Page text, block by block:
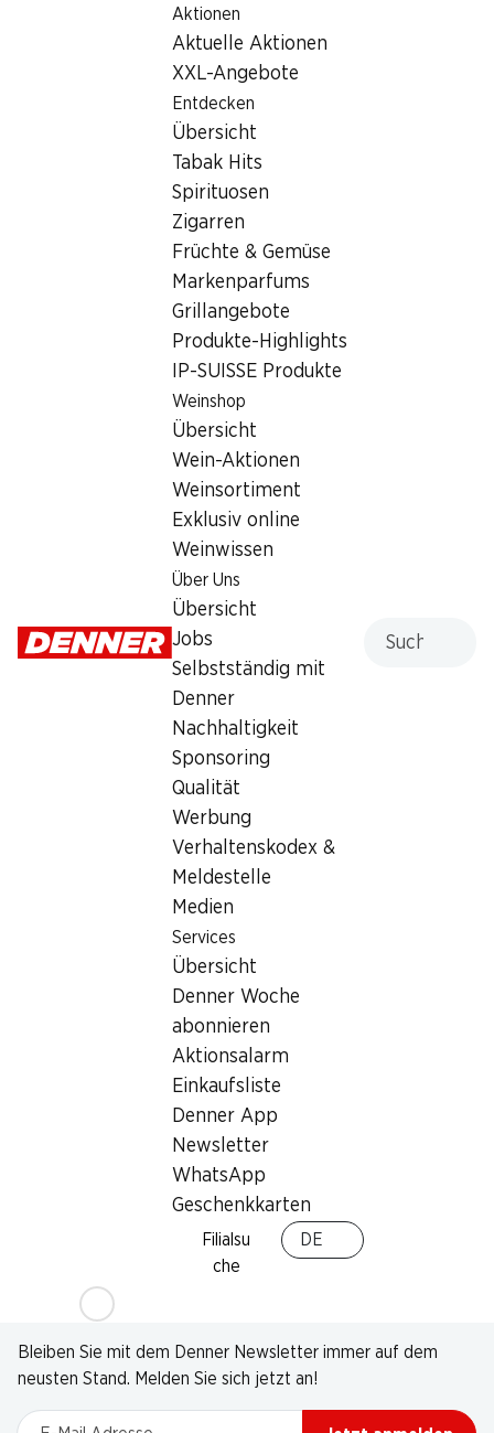
Aktionen
Aktuelle Aktionen
XXL-Angebote
Entdecken
Übersicht
Tabak Hits
Spirituosen
Zigarren
Früchte & Gemüse
Markenparfums
Grillangebote
Produkte-Highlights
IP-SUISSE Produkte
Weinshop
Übersicht
Wein-Aktionen
Weinsortiment
Exklusiv online
Weinwissen
Über Uns
Übersicht
Jobs
Selbstständig mit
Denner
Nachhaltigkeit
Sponsoring
Qualität
Werbung
Verhaltenskodex &
Meldestelle
Medien
Services
Übersicht
Denner Woche
abonnieren
Aktionsalarm
Einkaufsliste
Denner App
Newsletter
WhatsApp
Geschenkkarten
Filialsu
che
DE
Filialsuche
Denner Filiale Ländtestrasse 1A, 3626 Hünibach
3626 Hünibach, EKZ
Ländtestrasse 1A, 3626 Hünibach
Zur Wegbeschreibung
Öffnungszeiten
Bargeldbezug mit Post - / M-Card
Newsletter
Bleiben Sie mit dem Denner Newsletter immer auf dem
neusten Stand. Melden Sie sich jetzt an!
E-Mail Adresse